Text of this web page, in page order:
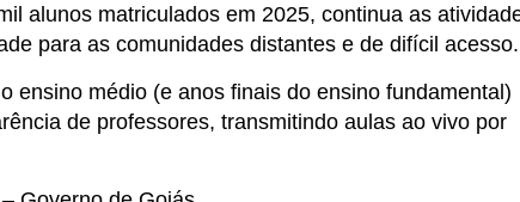
alunos matriculados em 2025, continua as
para as comunidades distantes e de difícil acesso.
ensino médio (e anos finais do ensino fundamental)
de professores, transmitindo aulas ao vivo por